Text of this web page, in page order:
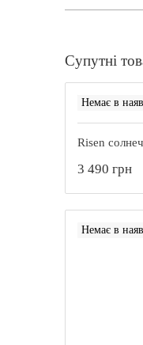
Супутні
Немає в
Risen
3 490 грн
Немає в